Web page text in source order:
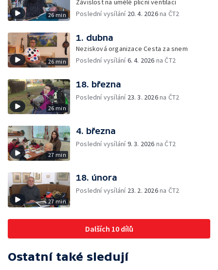
26 min
Závislost na umělé plicní ventilaci
Poslední vysílání 20. 4. 2026na ČT2
26 min
1. dubna
Nezisková organizace Cesta za snem
Poslední vysílání6. 4. 2026 na ČT2
26 min
18. března
Poslední vysílání 23. 3. 2026na ČT2
27 min
4. března
Poslední vysílání9. 3. 2026 na ČT2
27 min
18. února
Poslední vysílání 23. 2. 2026na ČT2
Dalších 10 dílů
Ostatní také sledují